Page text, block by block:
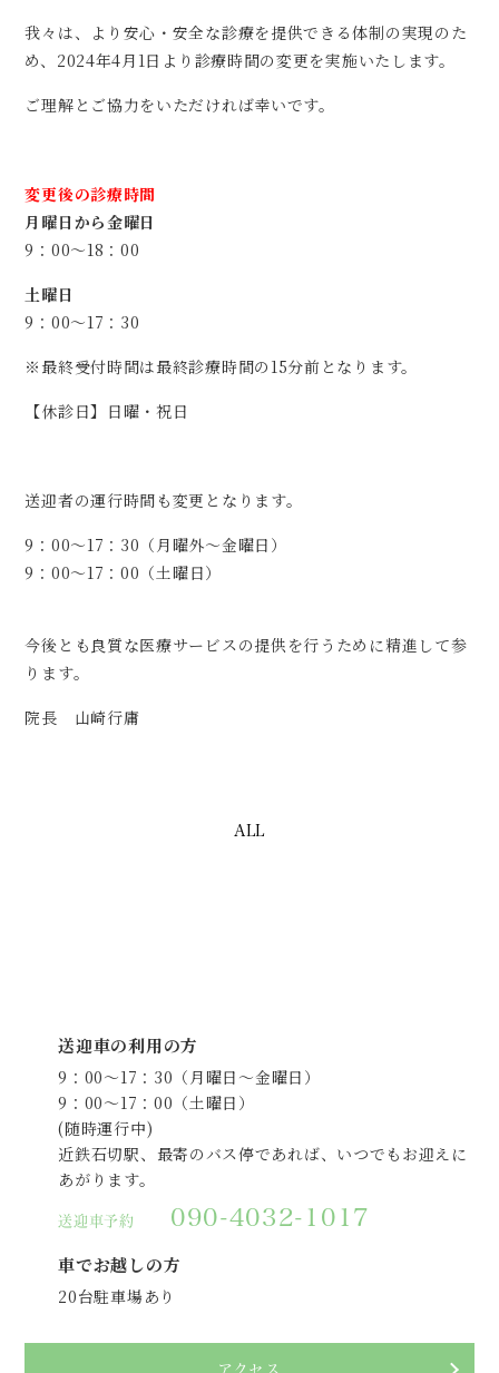
我々は、より安心・安全な診療を提供できる体制の実現のた
め、 2024年4月1日より診療時間の変更を実施いたします。
ご理解とご協力をいただければ幸いです。
変更後の診療時間
月曜日から金曜日
9：00～18：00
土曜日
9：00～17：30
※最終受付時間は最終診療時間の15分前となります。
【休診日】日曜・祝日
送迎者の運行時間も変更となります。
9：00～17：30（月曜外～金曜日）
9：00～17：00（土曜日）
今後とも良質な医療サービスの提供を行うために精進して参
ります。
院長 山崎行庸
ALL
送迎車の利用の方
9：00～17：30（月曜日～金曜日）
9：00～17：00（土曜日）
(随時運行中)
近鉄石切駅、最寄のバス停であれば、 いつでもお迎えに
あがります。
送迎車予約 090-4032-1017
車でお越しの方
20台駐車場あり
アクセス